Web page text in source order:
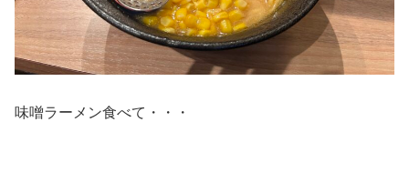
味噌ラーメン食べて・・・